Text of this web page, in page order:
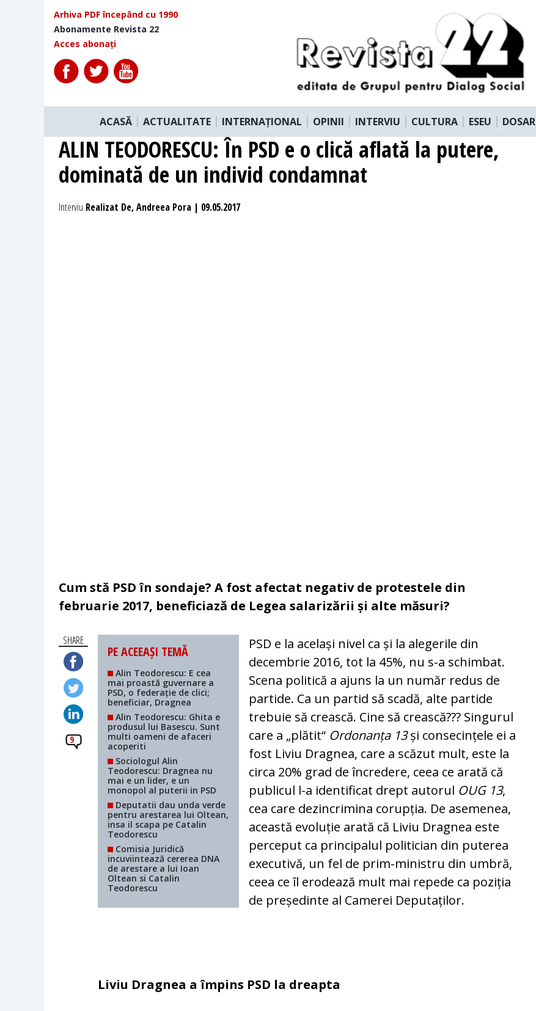
Arhiva PDF începând cu 1990
Abonamente Revista 22
Acces abonați
ACASĂ ACTUALITATE INTERNAȚIONAL OPINII INTERVIU CULTURA ESEU DOSAR
ALIN TEODORESCU: În PSD e o clică aflată la putere,
dominată de un individ condamnat
Interviu Realizat De, Andreea Pora | 09.05.2017
Cum stă PSD în sondaje? A fost afectat negativ de protestele din
februarie 2017, beneficiază de Legea salarizării și alte măsuri?
SHARE
9
PE ACEEAȘI TEMĂ
Alin Teodorescu: E cea
mai proastă guvernare a
PSD, o federație de clici;
beneficiar, Dragnea
Alin Teodorescu: Ghita e
produsul lui Basescu. Sunt
multi oameni de afaceri
acoperiti
Sociologul Alin
Teodorescu: Dragnea nu
mai e un lider, e un
monopol al puterii in PSD
Deputatii dau unda verde
pentru arestarea lui Oltean,
insa il scapa pe Catalin
Teodorescu
Comisia Juridică
incuviintează cererea DNA
de arestare a lui Ioan
Oltean si Catalin
Teodorescu
PSD e la același nivel ca și la alegerile din
decembrie 2016, tot la 45%, nu s-a schimbat.
Scena politică a ajuns la un număr redus de
partide. Ca un partid să scadă, alte partide
trebuie să crească. Cine să crească??? Singurul
care a „plătit“ Ordonanța 13și consecințele ei a
fost Liviu Dragnea, care a scăzut mult, este la
circa 20% grad de încredere, ceea ce arată că
publicul l-a identificat drept autorul OUG 13,
cea care dezincrimina corupția. De asemenea,
această evoluție arată că Liviu Dragnea este
perceput ca principalul politician din puterea
executivă, un fel de prim-ministru din umbră,
ceea ce îl erodează mult mai repede ca poziția
de președinte al Camerei Deputaților.
Liviu Dragnea a împins PSD la dreapta